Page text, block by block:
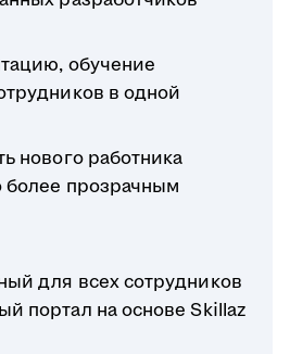
обучение
в одной
нового работника
более прозрачным
для всех сотрудников
портал на основе Skillaz